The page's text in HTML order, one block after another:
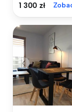
1 300 zł